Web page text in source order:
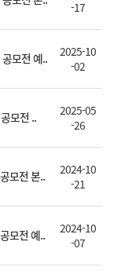
-17
모전 예..
2025-10
-02
모전 ..
2025-05
-26
모전 본..
2024-10
-21
모전 예..
2024-10
-07